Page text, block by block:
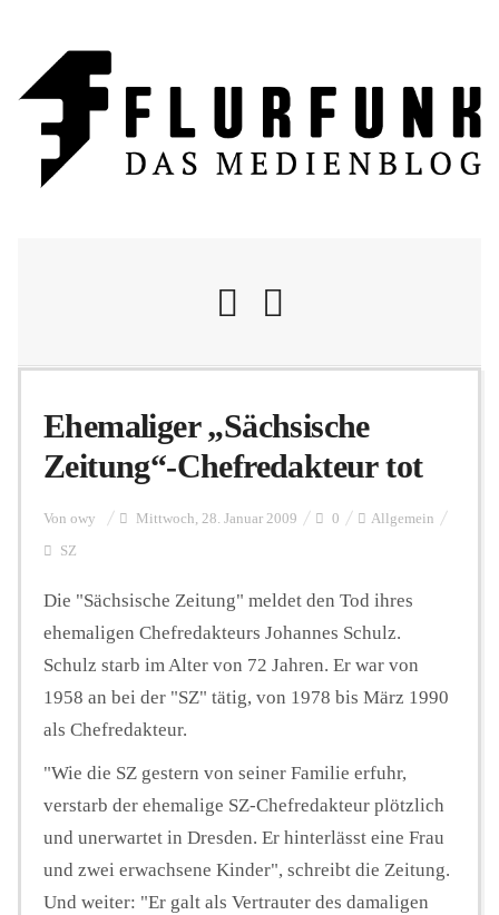
Nachrichten
Flurschelte
Hintergrund
FUNKTURM-Beiträge
Podcast
Seminare
Ehemaliger „Sächsische
Zeitung“-Chefredakteur tot
Von owy Mittwoch, 28. Januar 2009 0 Allgemein
SZ
Die "Sächsische Zeitung" meldet den Tod ihres
ehemaligen Chefredakteurs Johannes Schulz.
Schulz starb im Alter von 72 Jahren. Er war von
1958 an bei der "SZ" tätig, von 1978 bis März 1990
als Chefredakteur.
"Wie die SZ gestern von seiner Familie erfuhr,
verstarb der ehemalige SZ-Chefredakteur plötzlich
und unerwartet in Dresden. Er hinterlässt eine Frau
und zwei erwachsene Kinder", schreibt die Zeitung.
Und weiter: "Er galt als Vertrauter des damaligen